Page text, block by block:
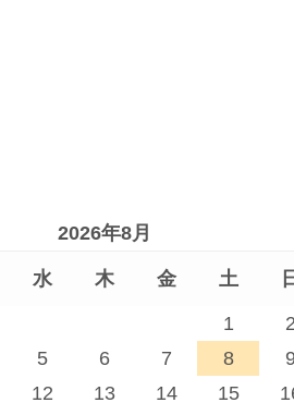
2026年8月
水 木 金 土
1
2
5 6 7 8
12 13 14 15